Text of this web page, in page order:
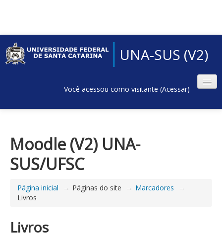
UNA-SUS (V2)
Você acessou como visitante (Acessar)
Moodle (V2) UNA-
SUS/UFSC
Página inicial → Páginas do site → Marcadores
→
Livros
Livros